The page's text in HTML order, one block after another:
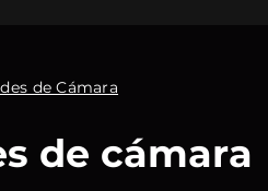
de Cámara
de cámara